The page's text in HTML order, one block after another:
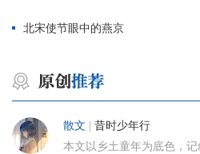
北宋使节眼中的燕京
散文 昔时少年行
本文以乡土童年为底色，